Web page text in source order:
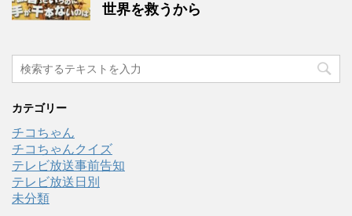
世界を救うから
カテゴリー
チコちゃん
チコちゃんクイズ
テレビ放送事前告知
テレビ放送日別
未分類